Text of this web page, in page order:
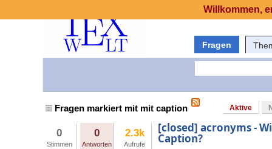
Fragen
Fragen markiert mit mit caption Aktive
0
Stimmen
0
Antworten
2.3k
Aufrufe
[closed] acronyms -
Caption?
Willkommen,